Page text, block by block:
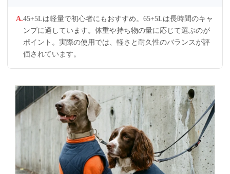
45+5Lは軽量で初心者にもおすすめ。65+5Lは長時間のキャ
ンプに適しています。体重や持ち物の量に応じて選ぶのが
ポイント。実際の使用では、軽さと耐久性のバランスが評
価されています。